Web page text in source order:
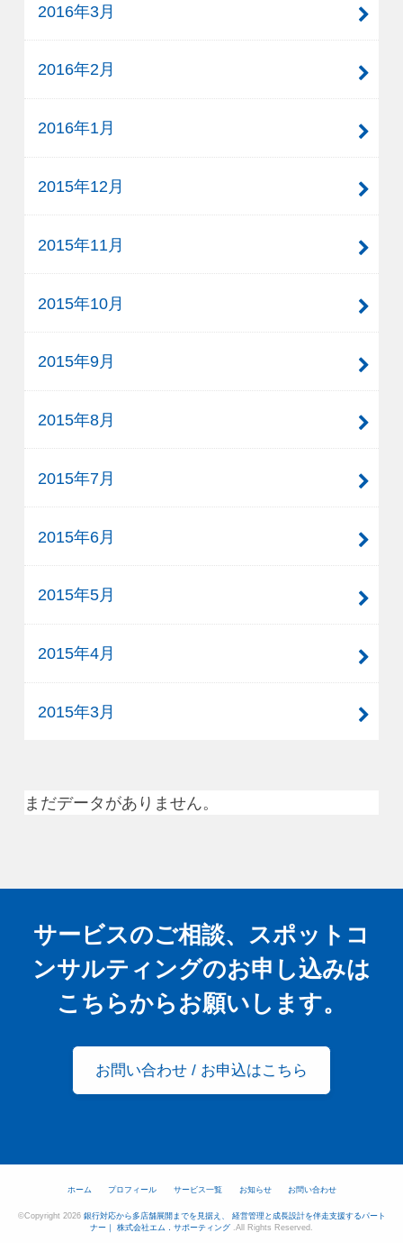
2016年3月
2016年2月
2016年1月
2015年12月
2015年11月
2015年10月
2015年9月
2015年8月
2015年7月
2015年6月
2015年5月
2015年4月
2015年3月
まだデータがありません。
サービスのご相談、スポットコ
ンサルティングのお申し込みは
こちらからお願いします。
お問い合わせ / お申込はこちら
ホーム プロフィール サービス一覧 お知らせ お問い合わせ
©Copyright 2026 銀行対応から多店舗展開までを見据え、 経営管理と成長設計を伴走支援するパート
ナー｜ 株式会社エム．サポーティング .All Rights Reserved.